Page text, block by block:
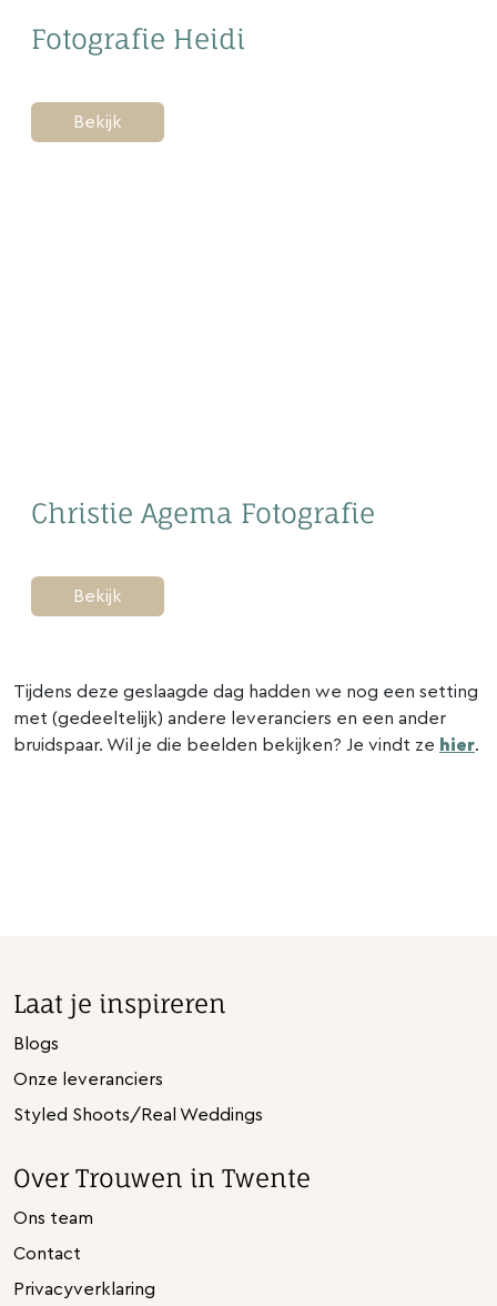
Fotografie Heidi
Bekijk
Christie Agema Fotografie
Bekijk
Tijdens deze geslaagde dag hadden we nog een setting
met (gedeeltelijk) andere leveranciers en een ander
bruidspaar. Wil je die beelden bekijken? Je vindt ze hier.
Laat je inspireren
Blogs
Onze leveranciers
Styled Shoots/Real Weddings
Over Trouwen in Twente
Ons team
Contact
Privacyverklaring